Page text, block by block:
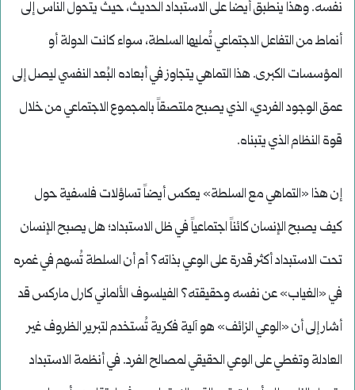
نفسه. وهذا ينطبق أيضاً على الاستبداد الحديث، حيث يتحول الناس إلى
أنماط من التفاعل الاجتماعي تُمليها السلطة، سواء كانت الدولة أو
المؤسسات الكبرى. هذا التماهي يتجاوز في أبعاده البُعد النفسي ليصل إلى
عمق الوجود الفردي، الذي يصبح ملتصقاً بالمجموع الاجتماعي من خلال
قوة النظام الذي يتبناه.
إن هذا «التماهي مع السلطة» يعكس أيضاً تساؤلات فلسفية حول
كيف يصبح الإنسان كائناً اجتماعياً في ظل الاستبداد؛ هل يصبح الإنسان
تحت الاستبداد أكثر قدرة على الوعي بذاته؟ أم أن السلطة تُسهم في غمره
في «الغياب» عن نفسه وحقيقته؟ الفيلسوف الألماني كارل ماركس قد
أشار إلى أن «الوعي الزائف» هو آلية فكرية تُستخدم لتبرير الظروف غير
العادلة وتغطي على الوعي الحقيقي لمصالح الفرد. في أنظمة الاستبداد